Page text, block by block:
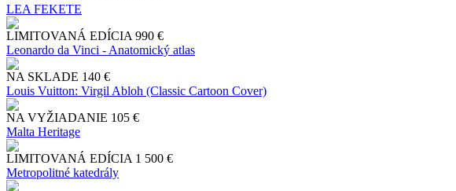
LEA FEKETE
LIMITOVANÁ EDÍCIA 990 €
Leonardo da Vinci - Anatomický atlas
NA SKLADE 140 €
Louis Vuitton: Virgil Abloh (Classic Cartoon Cover)
NA VYŽIADANIE 105 €
Malta Heritage
LIMITOVANÁ EDÍCIA 1 500 €
Metropolitné katedrály